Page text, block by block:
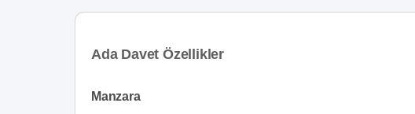
Ada Davet Özellikler
Manzara